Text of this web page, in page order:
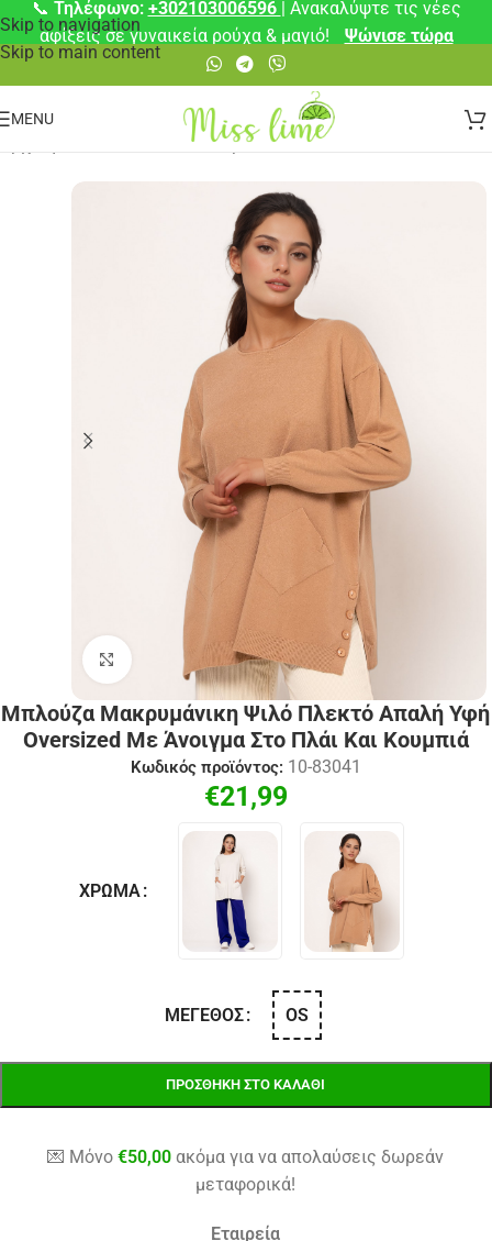
Skip to navigation
Skip to main content
📞 Τηλέφωνο: +302103006596 | Ανακαλύψτε τις νέες
αφίξεις σε γυναικεία ρούχα & μαγιό!
Ψώνισε τώρα
MENU
🎁 Τέλεια Δώρα
Click to enlarge
Μπλούζα Μακρυμάνικη Ψιλό Πλεκτό Απαλή Υφή
Oversized Με Άνοιγμα Στο Πλάι Και Κουμπιά
Κωδικός προϊόντος: 10-83041
€21,99
ΧΡΏΜΑ
ΜΈΓΕΘΟΣ OS
ΠΡΟΣΘΉΚΗ ΣΤΟ ΚΑΛΆΘΙ
💌 Μόνο€50,00 ακόμα για να απολαύσεις δωρεάν
μεταφορικά!
Εταιρεία